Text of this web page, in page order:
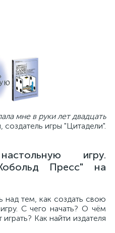
мне в руки лет двадцать
игры "Цитадели".
игру.
Пресс" на
над тем, как создать свою
С чего начать? О чём
Как найти издателя